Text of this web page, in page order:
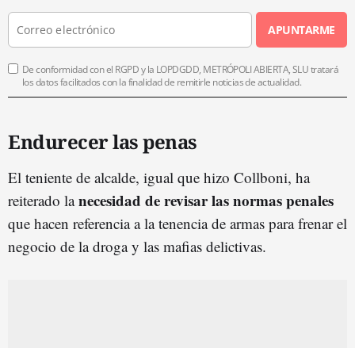
APUNTARME
De conformidad con el RGPD y la LOPDGDD, METRÓPOLI ABIERTA, SLU tratará
los datos facilitados con la finalidad de remitirle noticias de actualidad.
Endurecer las penas
El teniente de alcalde, igual que hizo Collboni, ha
reiterado lanecesidad de revisar las normas penales
que hacen referencia a la tenencia de armas para frenar el
negocio de la droga y las mafias delictivas.